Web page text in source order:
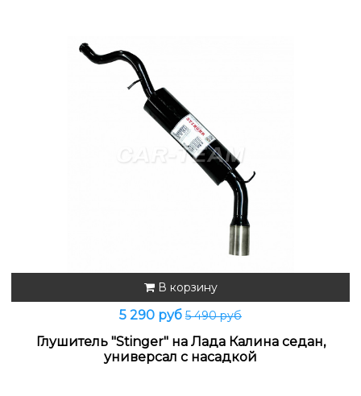
В корзину
5 290 руб 5 490 руб
Глушитель "Stinger" на Лада Калина седан,
универсал с насадкой